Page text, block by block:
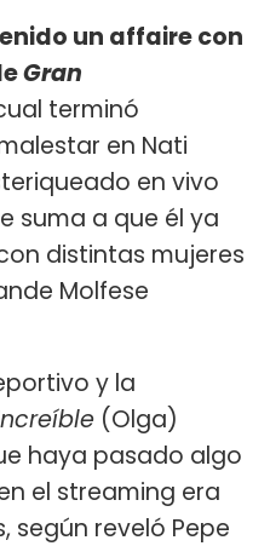
un affaire con
Gran
terminó
en Nati
en vivo
suma a que él ya
distintas mujeres
Molfese
y la
(Olga)
haya pasado algo
el streaming era
según reveló Pepe